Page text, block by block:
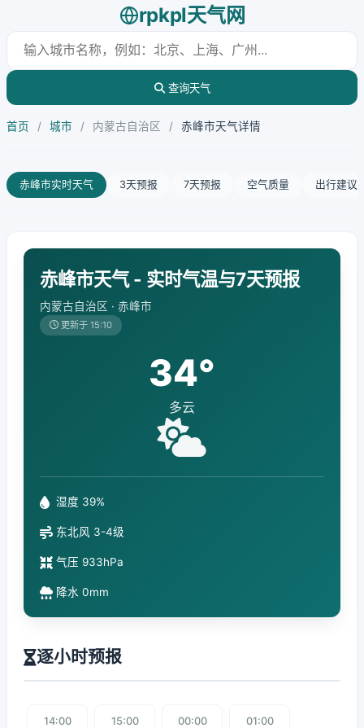
rpkpl天气网
查询天气
首页 / 城市 / 内蒙古自治区 / 赤峰市天气详情
赤峰市实时天气 3天预报 7天预报 空气质量 出行建议
赤峰市天气 - 实时气温与7天预报
内蒙古自治区 · 赤峰市
更新于 15:10
34°
多云
湿度 39%
东北风 3-4级
气压 933hPa
降水 0mm
逐小时预报
14:00 15:00 00:00 01:00